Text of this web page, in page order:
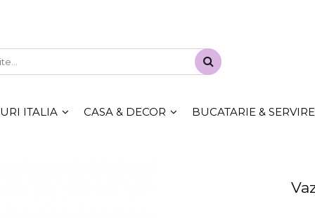
ITALIA CASA & DECOR BUCATARIE & SERVIRE